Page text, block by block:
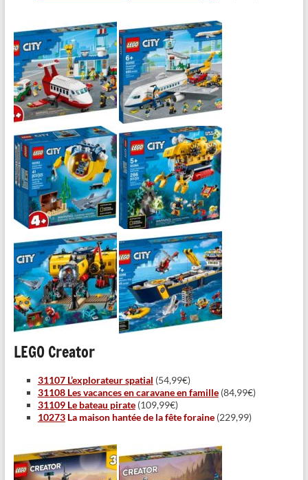
LEGO Creator
31107 L’explorateur spatial (54,99€)
31108 Les vacances en caravane en famille(84,99€)
31109 Le bateau pirate(109,99€)
10273La maison hantée de la fête foraine(229,99)